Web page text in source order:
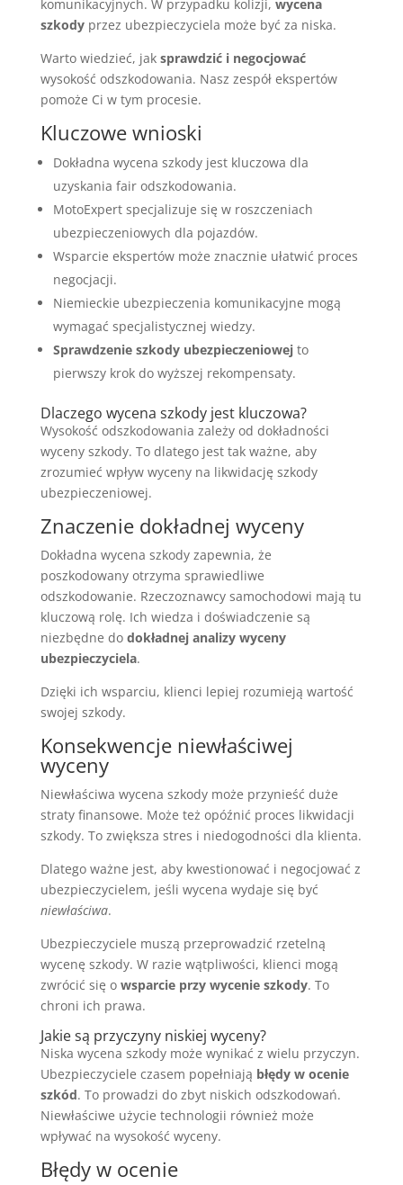
komunikacyjnych. W przypadku kolizji, wycena
szkodyprzez ubezpieczyciela może być za niska.
Warto wiedzieć, jak sprawdzić i negocjować
wysokość odszkodowania. Nasz zespół ekspertów
pomoże Ci w tym procesie.
Kluczowe wnioski
Dokładna wycena szkody jest kluczowa dla
uzyskania fair odszkodowania.
MotoExpert specjalizuje się w roszczeniach
ubezpieczeniowych dla pojazdów.
Wsparcie ekspertów może znacznie ułatwić proces
negocjacji.
Niemieckie ubezpieczenia komunikacyjne mogą
wymagać specjalistycznej wiedzy.
Sprawdzenie szkody ubezpieczeniowejto
pierwszy krok do wyższej rekompensaty.
Dlaczego wycena szkody jest kluczowa?
Wysokość odszkodowania zależy od dokładności
wyceny szkody. To dlatego jest tak ważne, aby
zrozumieć wpływ wyceny na likwidację szkody
ubezpieczeniowej.
Znaczenie dokładnej wyceny
Dokładna wycena szkody zapewnia, że
poszkodowany otrzyma sprawiedliwe
odszkodowanie. Rzeczoznawcy samochodowi mają tu
kluczową rolę. Ich wiedza i doświadczenie są
niezbędne do dokładnej analizy wyceny
ubezpieczyciela.
Dzięki ich wsparciu, klienci lepiej rozumieją wartość
swojej szkody.
Konsekwencje niewłaściwej
wyceny
Niewłaściwa wycena szkody może przynieść duże
straty finansowe. Może też opóźnić proces likwidacji
szkody. To zwiększa stres i niedogodności dla klienta.
Dlatego ważne jest, aby kwestionować i negocjować z
ubezpieczycielem, jeśli wycena wydaje się być
niewłaściwa.
Ubezpieczyciele muszą przeprowadzić rzetelną
wycenę szkody. W razie wątpliwości, klienci mogą
zwrócić się o wsparcie przy wycenie szkody. To
chroni ich prawa.
Jakie są przyczyny niskiej wyceny?
Niska wycena szkody może wynikać z wielu przyczyn.
Ubezpieczyciele czasem popełniają błędy w ocenie
szkód. To prowadzi do zbyt niskich odszkodowań.
Niewłaściwe użycie technologii również może
wpływać na wysokość wyceny.
Błędy w ocenie